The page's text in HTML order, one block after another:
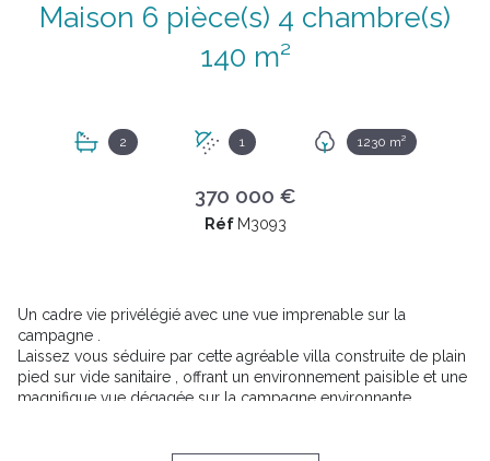
Maison 6 pièce(s) 4 chambre(s)
140 m²
2 1 1230 m²
370 000 €
Réf M3093
Un cadre vie privélégié avec une vue imprenable sur la
campagne .
Laissez vous séduire par cette agréable villa construite de plain
pied sur vide sanitaire , offrant un environnement paisible et une
magnifique vue dégagée sur la campagne environnante.